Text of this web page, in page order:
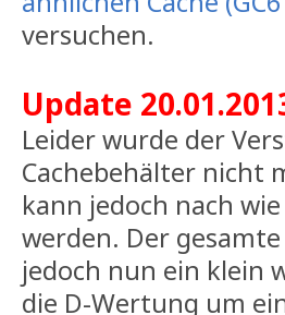
versuchen.
Update
Leider wurde der
Cachebehälter nicht
kann jedoch nach
werden. Der
jedoch nun ein klein
die D-Wertung um